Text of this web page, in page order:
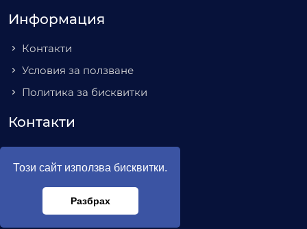
Този сайт използва бисквитки.
Разбрах
Информация
Контакти
Условия за ползване
Политика за бисквитки
Контакти
гр. София
бул. Акад. Иван Гешов №2Е
hello@server1.bg